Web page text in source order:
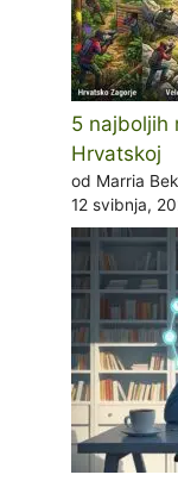
5 najboljih
Hrvatskoj
od Marria
12 svibnja,